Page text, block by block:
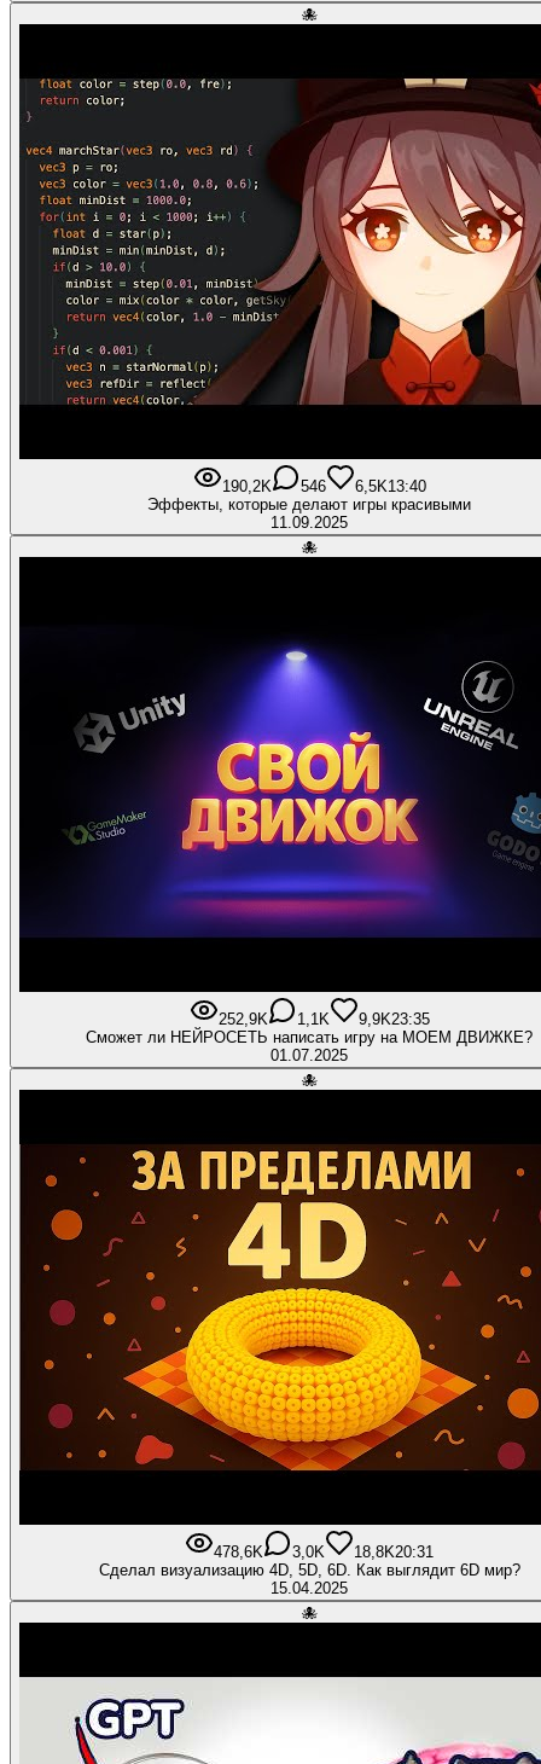
🐙
190,2K 546 6,5K13:40
Эффекты, которые делают игры красивыми
11.09.2025
🐙
252,9K 1,1K 9,9K23:35
Сможет ли НЕЙРОСЕТЬ написать игру на МОЕМ ДВИЖКЕ?
01.07.2025
🐙
478,6K 3,0K 18,8K20:31
Сделал визуализацию 4D, 5D, 6D. Как выглядит 6D мир?
15.04.2025
🐙